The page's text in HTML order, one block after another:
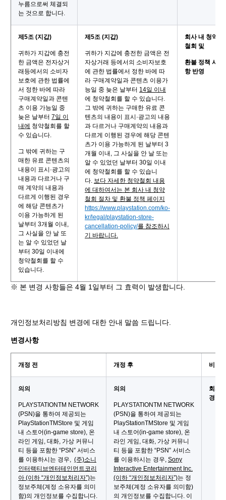
누름으로써 체결되
는 것으로 합니다.
제5조 (지갑)
귀하가 지갑에 충전
한 금액은 전자상거
래등에서의 소비자
보호에 관한 법률에
서 정한 바에 따라
구매계약일과 콘텐
츠 이용 가능일 중
늦은 날부터 7일 이
내에 청약철회를 할
수 있습니다.
그 밖에 귀하는 구
매한 유료 콘텐츠의
내용이 표시·광고의
내용과 다르거나 구
매 계약의 내용과
다르게 이행된 경우
에 해당 콘텐츠가
이용 가능하게 된
날부터 3개월 이내,
그 사실을 안 날 또
는 알 수 있었던 날
부터 30일 이내에
청약철회를 할 수
있습니다.
제5조 (지갑)
귀하가 지갑에 충전한 금액은 전
자상거래 등에서의 소비자보호
에 관한 법률에서 정한 바에 따
라 구매계약일과 콘텐츠 이용가
능일 중 늦은 날부터 14일 이내
에 청약철회를 할 수 있습니다.
그 밖에 귀하는 구매한 유료 콘
텐츠의 내용이 표시·광고의 내용
과 다르거나 구매계약의 내용과
다르게 이행된 경우에 해당 콘텐
츠가 이용 가능하게 된 날부터 3
개월 이내, 그 사실을 안 날 또는
알 수 있었던 날부터 30일 이내
에 청약철회를 할 수 있습니
다. 보다 자세한 청약철회 내용
에 대하여서는 본 회사 내 청약
철회 절차 및 환불 정책 페이지
https://www.playstation.com/ko-
kr/legal/playstation-store-
cancellation-policy/를 참조하시
기 바랍니다.
회사 내 청약
철회 및
환불 정책 사
항 반영
※ 본 변경 사항들은 4월 1일부터 그 효력이 발생합니다.
개인정보처리방침 변경에 대한 안내 말씀 드립니다.
변경사항
개정 전 개정 후 비고
의의
PLAYSTATIONTM NETWORK
(PSN)을 통하여 제공되는
PlayStationTMStore 및 게임
내 스토어(in-game store), 온
라인 게임, 대화, 가상 커뮤니
티 등을 포함한 “PSN” 서비스
를 이용하시는 경우, (주)소니
인터랙티브엔터테인먼트코리
아 (이하 “개인정보처리자”)는
정보주체(계정 소유자를 의미
함)의 개인정보를 수집합니다.
의의
PLAYSTATIONTM NETWORK
(PSN)을 통하여 제공되는
PlayStationTMStore 및 게임
내 스토어(in-game store), 온
라인 게임, 대화, 가상 커뮤니
티 등을 포함한 “PSN” 서비스
를 이용하시는 경우, Sony
Interactive Entertainment Inc.
(이하 “개인정보처리자”)는 정
보주체(계정 소유자를 의미함)
의 개인정보를 수집합니다. 이
회사
경